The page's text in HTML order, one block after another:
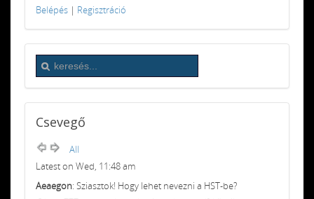
Belépés | Regisztráció
Csevegő
All
Latest on Wed, 11:48 am
Aeaegon: Sziasztok! Hogy lehet nevezni a HST-be?